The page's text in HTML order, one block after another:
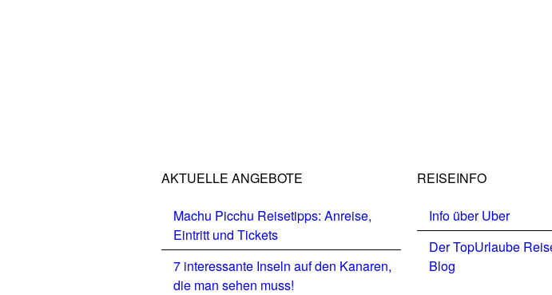
AKTUELLE ANGEBOTE
Machu Picchu Reisetipps: Anreise,
Eintritt und Tickets
7 interessante Inseln auf den Kanaren,
die man sehen muss!
REISEINFO
Info über Uber
Der TopUrlaube
Blog